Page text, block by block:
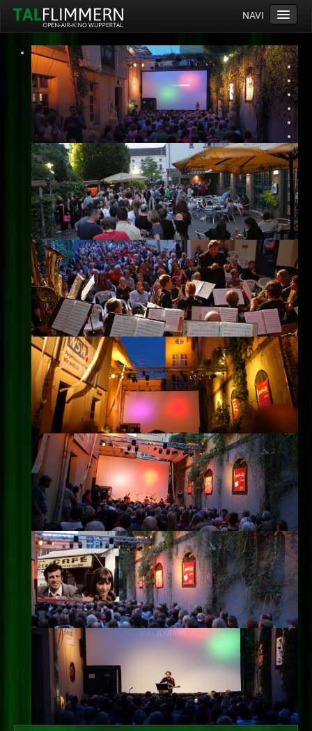
NAVI
Home
Programm
Service
Ticketinfos
Ort
Anreise
Wetter
Kinogutschein
Konzept
Archiv
Kontakt
Impressum
Datenschutz